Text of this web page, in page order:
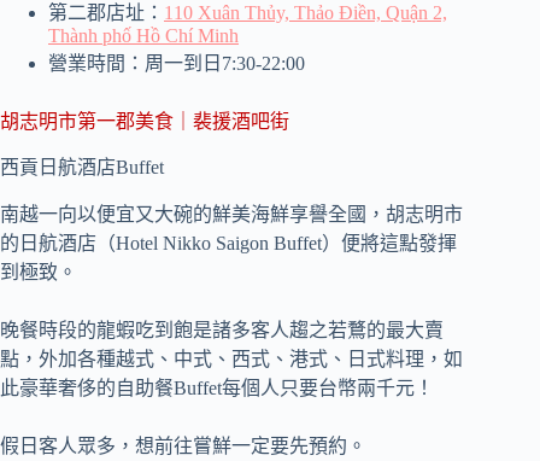
第二郡店址： 110 Xuân Thủy, Thảo Điền, Quận 2,
Thành phố Hồ Chí Minh
營業時間：周一到日7:30-22:00
胡志明市第一郡美食｜裴援酒吧街
西貢日航酒店Buffet
南越一向以便宜又大碗的鮮美海鮮享譽全國，胡志明市
的日航酒店（Hotel Nikko Saigon Buffet）便將這點發揮
到極致。
晚餐時段的龍蝦吃到飽是諸多客人趨之若鶩的最大賣
點，外加各種越式、中式、西式、港式、日式料理，如
此豪華奢侈的自助餐Buffet每個人只要台幣兩千元！
假日客人眾多，想前往嘗鮮一定要先預約。